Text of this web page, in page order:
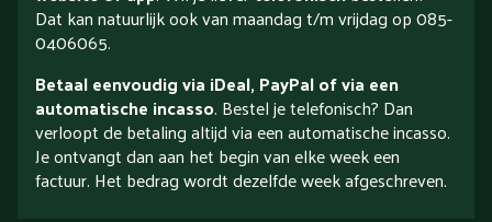
Dat kan natuurlijk ook van maandag t/m vrijdag op 085-
0406065.
Betaal eenvoudig via iDeal, PayPal of via een
automatische incasso. Bestel je telefonisch? Dan
verloopt de betaling altijd via een automatische incasso.
Je ontvangt dan aan het begin van elke week een
factuur. Het bedrag wordt dezelfde week afgeschreven.